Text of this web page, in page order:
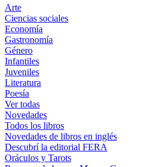
Arte
Ciencias sociales
Economía
Gastronomía
Género
Infantiles
Juveniles
Literatura
Poesía
Ver todas
Novedades
Todos los libros
Novedades de libros en inglés
Descubrí la editorial FERA
Oráculos y Tarots